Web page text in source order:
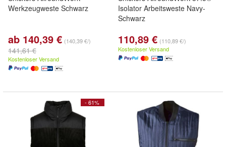
Werkzeugweste Schwarz
ab 140,39 € (140,39 €/)
141,61 €
Kostenloser Versand
Isolator Arbeitsweste Navy-
Schwarz
110,89 € (110,89 €/)
Kostenloser Versand
- 61%